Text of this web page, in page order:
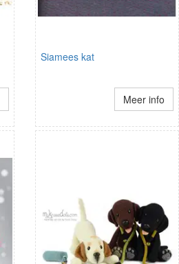
Siamees kat
Meer info